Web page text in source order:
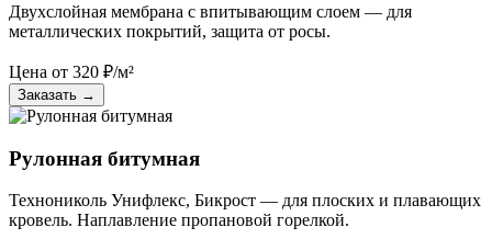
Двухслойная мембрана с впитывающим слоем — для
металлических покрытий, защита от росы.
Цена от 320 ₽/м²
Заказать →
Рулонная битумная
Технониколь Унифлекс, Бикрост — для плоских и плавающих
кровель. Наплавление пропановой горелкой.